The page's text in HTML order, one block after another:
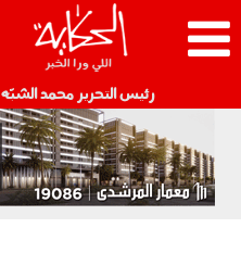
رئيس التحرير محمد الشبّه